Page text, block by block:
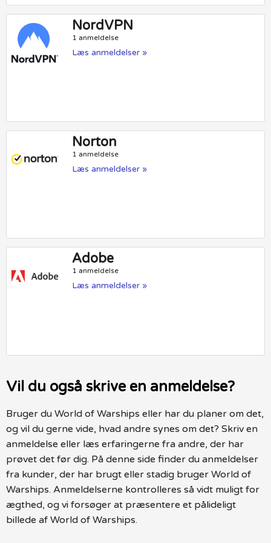
NordVPN
1 anmeldelse
Læs anmeldelser »
Norton
1 anmeldelse
Læs anmeldelser »
Adobe
1 anmeldelse
Læs anmeldelser »
Vil du også skrive en anmeldelse?
Bruger du World of Warships eller har du planer om det,
og vil du gerne vide, hvad andre synes om det? Skriv en
anmeldelse eller læs erfaringerne fra andre, der har
prøvet det før dig. På denne side finder du anmeldelser
fra kunder, der har brugt eller stadig bruger World of
Warships. Anmeldelserne kontrolleres så vidt muligt for
ægthed, og vi forsøger at præsentere et pålideligt
billede af World of Warships.